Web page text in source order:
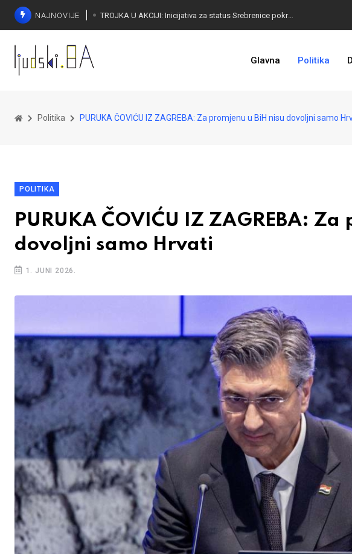
NAJNOVIJE TROJKA U AKCIJI: Inicijativa za status Srebrenice pokrenuta
ZASTRAŠIVANJE I PRITISCI: Saslušane još 4 osobe, 26 na popisu
Glavna Politika
Politika PURUKA ČOVIĆU IZ ZAGREBA: Za promjenu u BiH nisu dovoljni samo
POLITIKA
PURUKA ČOVIĆU IZ ZAGREBA:
dovoljni samo Hrvati
1. JUNI 2026.